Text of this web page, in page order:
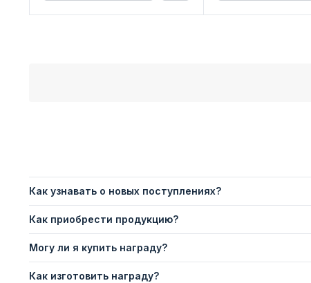
Как узнавать о новых поступлениях?
Как приобрести продукцию?
Могу ли я купить награду?
Как изготовить награду?